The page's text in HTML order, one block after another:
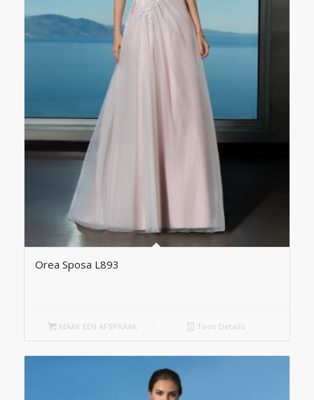
Orea Sposa L893
MAAK EEN AFSPRAAK Toon Details